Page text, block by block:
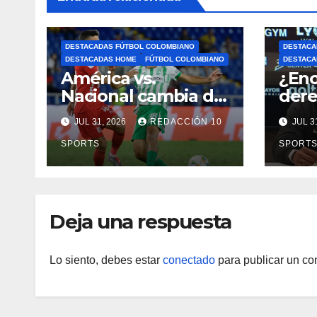
DESTACADAS FÚTBOL COLOMBIANO
DESTACADAS HOME
FÚTBOL COLOMBIANO
América vs.
Nacional cambia de
fecha: Dimayor
reprogramó el
clásico por motivos
de seguridad
JUL 31, 2026 REDACCIÓN 10
SPORTS
JUL
SPORTS
Deja una respuesta
Lo siento, debes estar conectado para publicar un